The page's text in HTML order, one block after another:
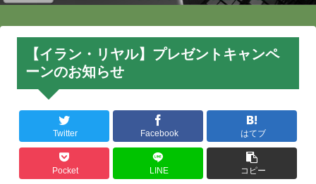
【イラン・リヤル】プレゼントキャンペ
ーンのお知らせ
Twitter Facebook はてブ
Pocket LINE コピー